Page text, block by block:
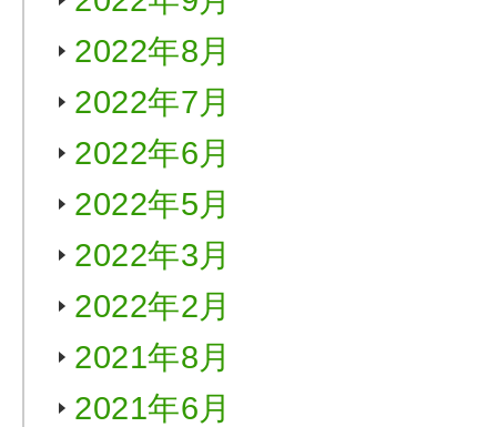
2022年8月
2022年7月
2022年6月
2022年5月
2022年3月
2022年2月
2021年8月
2021年6月